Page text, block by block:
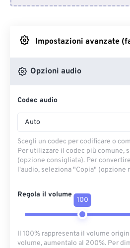
Da Google
Impostazioni avanzate
Opzioni audio
Codec audio
Auto
Scegli un codec per codificare o
Per utilizzare il codec più comune,
(opzione consigliata). Per
l'audio, seleziona "Copia" (opzione
Regola il volume
100
Il 100% rappresenta il volume
volume, aumentalo al 200%. Per